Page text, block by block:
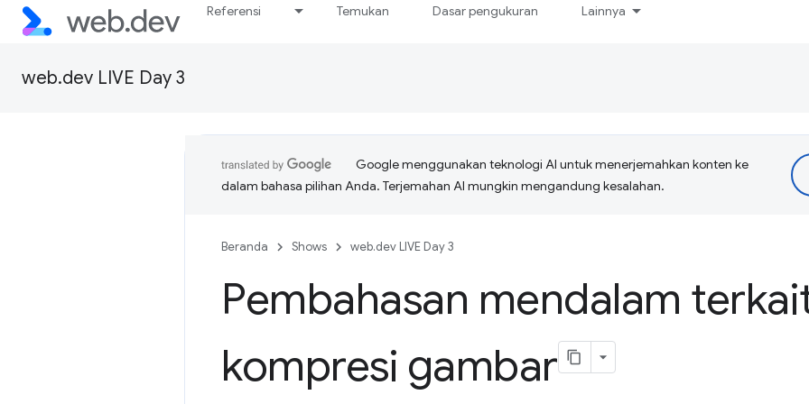
Referensi Temukan Dasar pengukuran Lainnya
web.dev LIVE Day 3
Google menggunakan teknologi AI untuk menerjemahkan konten ke
dalam bahasa pilihan Anda. Terjemahan AI mungkin mengandung kesalahan.
Beranda Shows web.dev LIVE Day 3
Pembahasan mendalam
kompresi gambar